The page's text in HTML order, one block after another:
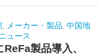
, メーカー・製品, 中国地
ュース
製品導入、